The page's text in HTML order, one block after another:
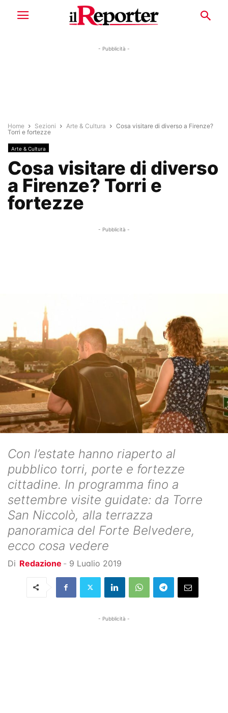
- Pubblicità -
Home Sezioni Arte & Cultura
Cosa visitare di diverso a Firenze?
Torri e fortezze
Arte & Cultura
Cosa visitare di diverso
a Firenze? Torri e
fortezze
- Pubblicità -
Con l’estate hanno riaperto al
pubblico torri, porte e fortezze
cittadine. In programma fino a
settembre visite guidate: da Torre
San Niccolò, alla terrazza
panoramica del Forte Belvedere,
ecco cosa vedere
Di Redazione - 9 Luglio 2019
- Pubblicità -